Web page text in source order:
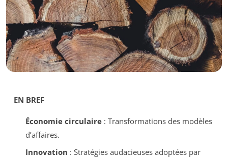
EN BREF
Économie circulaire: Transformations des modèles
d’affaires.
Innovation : Stratégies audacieuses adoptées par